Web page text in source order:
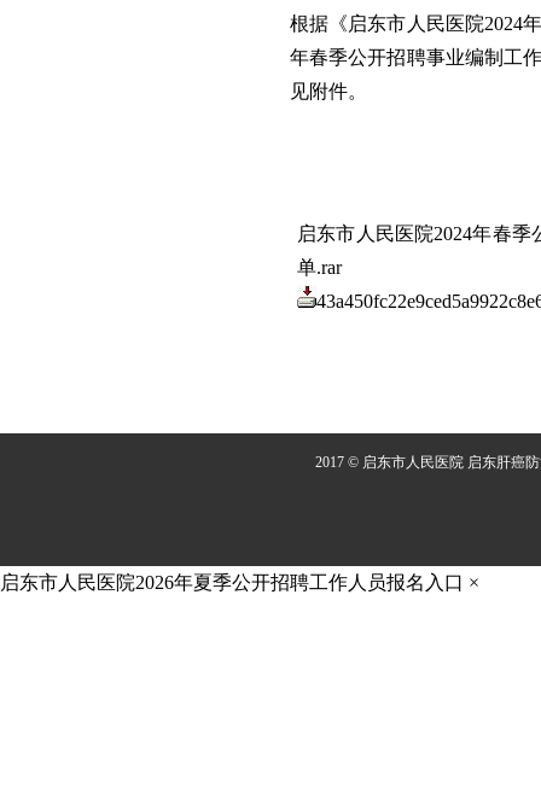
根据《启东市人民医院2024
年春季公开招聘事业编制工
见附件。
启东市人民医院2024年春
单.rar
2017 © 启东市人民医院 启东肝癌
启东市人民医院2026年夏季公开招聘工作人员报名入口 ×